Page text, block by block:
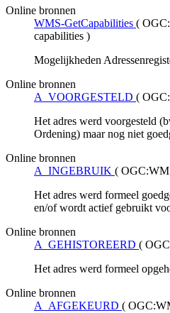
Online bronnen
WMS-GetCapabilities (
capabilities )
Mogelijkheden
Online bronnen
A_VOORGESTELD (
Het adres werd voorgesteld
Ordening) maar nog niet
Online bronnen
A_INGEBRUIK (
Het adres werd formeel
en/of wordt actief gebruikt
Online bronnen
A_GEHISTOREERD (
Het adres werd formeel
Online bronnen
A_AFGEKEURD (